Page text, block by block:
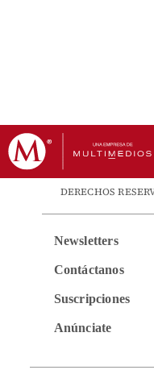
DERECHOS
Newsletters
Contáctanos
Suscripciones
Anúnciate